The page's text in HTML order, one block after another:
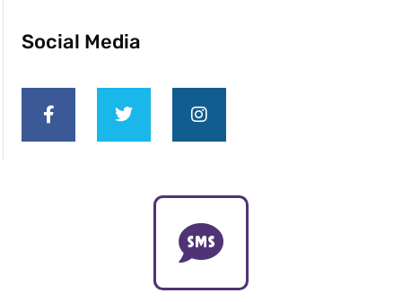
Social Media